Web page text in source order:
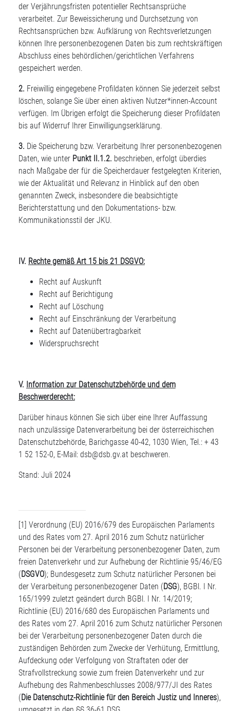
der Verjährungsfristen potentieller Rechtsansprüche
verarbeitet. Zur Beweissicherung und Durchsetzung von
Rechtsansprüchen bzw. Aufklärung von Rechtsverletzungen
können Ihre personenbezogenen Daten bis zum rechtskräftigen
Abschluss eines behördlichen/gerichtlichen Verfahrens
gespeichert werden.
2. Freiwillig eingegebene Profildaten können Sie jederzeit selbst
löschen, solange Sie über einen aktiven Nutzer*innen-Account
verfügen. Im Übrigen erfolgt die Speicherung dieser Profildaten
bis auf Widerruf Ihrer Einwilligungserklärung.
3. Die Speicherung bzw. Verarbeitung Ihrer personenbezogenen
Daten, wie unter Punkt II.1.2. beschrieben, erfolgt überdies
nach Maßgabe der für die Speicherdauer festgelegten Kriterien,
wie der Aktualität und Relevanz in Hinblick auf den oben
genannten Zweck, insbesondere die beabsichtigte
Berichterstattung und den Dokumentations- bzw.
Kommunikationsstil der JKU.
IV. Rechte gemäß Art 15 bis 21 DSGVO:
Recht auf Auskunft
Recht auf Berichtigung
Recht auf Löschung
Recht auf Einschränkung der Verarbeitung
Recht auf Datenübertragbarkeit
Widerspruchsrecht
V. Information zur Datenschutzbehörde und dem
Beschwerderecht:
Darüber hinaus können Sie sich über eine Ihrer Auffassung
nach unzulässige Datenverarbeitung bei der österreichischen
Datenschutzbehörde, Barichgasse 40-42, 1030 Wien, Tel.: + 43
1 52 152-0, E-Mail: dsb@dsb.gv.at beschweren.
Stand: Juli 2024
[1] Verordnung (EU) 2016/679 des Europäischen Parlaments
und des Rates vom 27. April 2016 zum Schutz natürlicher
Personen bei der Verarbeitung personenbezogener Daten, zum
freien Datenverkehr und zur Aufhebung der Richtlinie 95/46/EG
(DSGVO); Bundesgesetz zum Schutz natürlicher Personen bei
der Verarbeitung personenbezogener Daten (DSG), BGBl. I Nr.
165/1999 zuletzt geändert durch BGBl. I Nr. 14/2019;
Richtlinie (EU) 2016/680 des Europäischen Parlaments und
des Rates vom 27. April 2016 zum Schutz natürlicher Personen
bei der Verarbeitung personenbezogener Daten durch die
zuständigen Behörden zum Zwecke der Verhütung, Ermittlung,
Aufdeckung oder Verfolgung von Straftaten oder der
Strafvollstreckung sowie zum freien Datenverkehr und zur
Aufhebung des Rahmenbeschlusses 2008/977/JI des Rates
(Die Datenschutz-Richtlinie für den Bereich Justiz und Inneres),